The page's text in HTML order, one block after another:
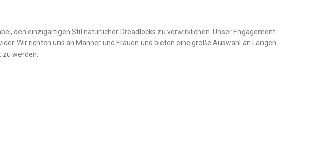
den einzigartigen Stil natürlicher Dreadlocks zu verwirklichen. Unser Engagement
Wir richten uns an Männer und Frauen und bieten eine große Auswahl an Längen
werden.